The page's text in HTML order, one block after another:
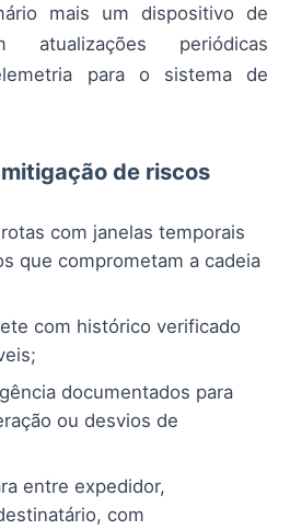
mais um dispositivo de
periódicas
para o sistema de
de riscos
com janelas temporais
que comprometam a cadeia
com histórico verificado
documentados para
ou desvios de
entre expedidor,
com